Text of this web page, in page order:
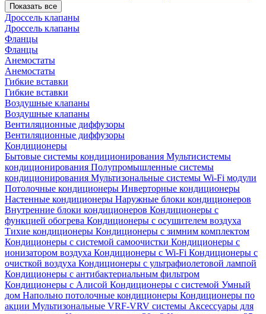
Показать все
Дроссель клапаны
Дроссель клапаны
Фланцы
Фланцы
Анемостаты
Анемостаты
Гибкие вставки
Гибкие вставки
Воздушные клапаны
Воздушные клапаны
Вентиляционные диффузоры
Вентиляционные диффузоры
Кондиционеры
Бытовые системы кондиционирования Мультисистемы
кондиционирования Полупромышленные системы
кондиционирования Мультизональные системы Wi-Fi модули
Потолочные кондиционеры Инверторные кондиционеры
Настенные кондиционеры Наружные блоки кондиционеров
Внутренние блоки кондиционеров Кондиционеры с
функцией обогрева Кондиционеры с осушителем воздуха
Тихие кондиционеры Кондиционеры с зимним комплектом
Кондиционеры с системой самоочистки Кондиционеры с
ионизатором воздуха Кондиционеры с Wi-Fi Кондиционеры с
очисткой воздуха Кондиционеры с ультрафиолетовой лампой
Кондиционеры с антибактериальным фильтром
Кондиционеры с Алисой Кондиционеры с системой Умный
дом Напольно потолочные кондиционеры Кондиционеры по
акции Мультизональные VRF-VRV системы Аксессуары для